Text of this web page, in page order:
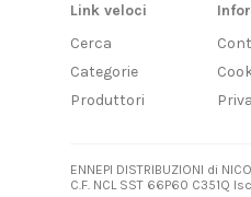
Link veloci
Cerca
Categorie
Produttori
ENNEPI DISTRIBUZIONI di
C.F. NCL SST 66P60 C351Q